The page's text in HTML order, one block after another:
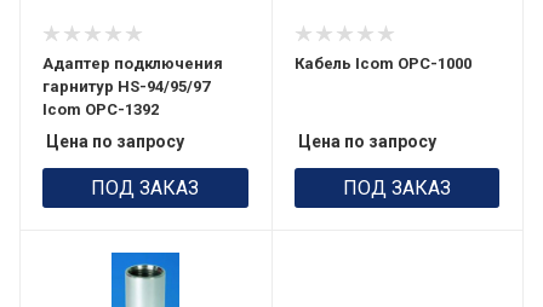
Адаптер подключения
гарнитур HS-94/95/97
Icom OPC-1392
Цена по запросу
ПОД ЗАКАЗ
Кабель Icom OPC-1000
Цена по запросу
ПОД ЗАКАЗ